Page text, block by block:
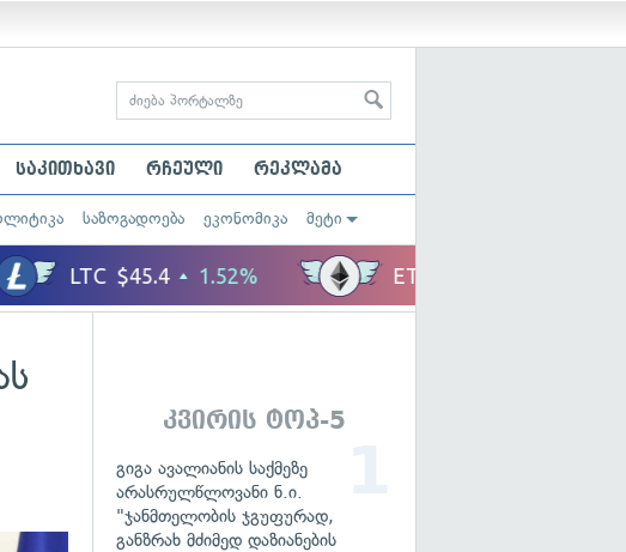
საკითხავი რჩეული რეკლამა
საზოგადოება ეკონომიკა მეტი
კვირის ტოპ-5
გიგა ავალიანის საქმეზე
არასრულწლოვანი ნ.ი.
"ჯანმთელობის ჯგუფურად,
განზრახ მძიმედ დაზიანების